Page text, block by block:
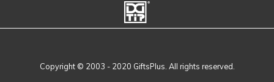
Copyright © 2003 - 2020 GiftsPlus. All rights reserved.